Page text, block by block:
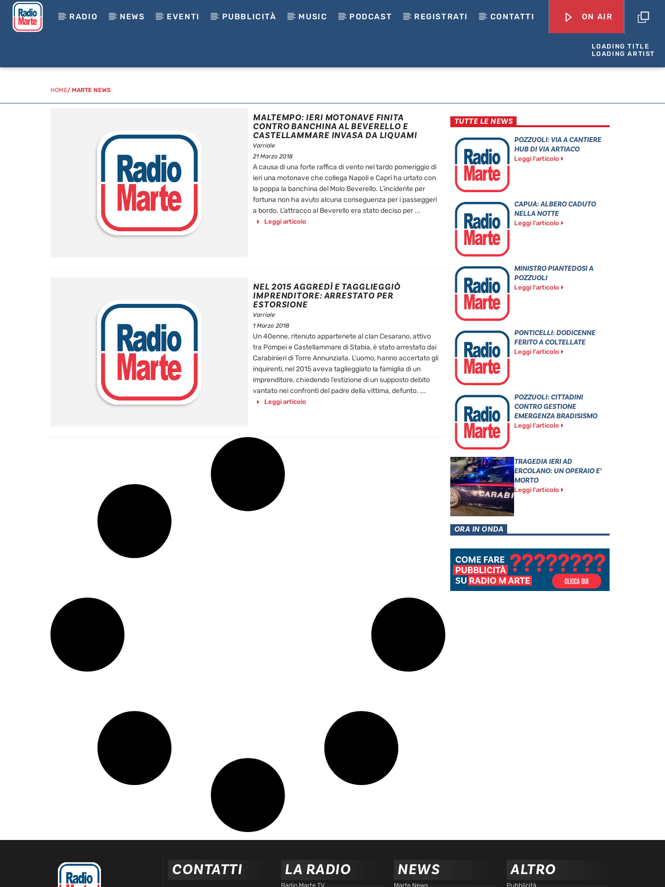
RADIO NEWS EVENTI PUBBLICITÀ MUSIC PODCAST REGISTRATI CONTATTI ON AIR
LOADING TITLE
LOADING ARTIST
HOME/ MARTE NEWS
MALTEMPO: IERI MOTONAVE FINITA
CONTRO BANCHINA AL BEVERELLO E
CASTELLAMMARE INVASA DA LIQUAMI
Varriale
21 Marzo 2018
A causa di una forte raffica di vento nel tardo pomeriggio di
ieri una motonave che collega Napoli e Capri ha urtato con
la poppa la banchina del Molo Beverello. L’incidente per
fortuna non ha avuto alcuna conseguenza per i passeggeri
a bordo. L’attracco al Beverello era stato deciso per ...
Leggi articolo
NEL 2015 AGGREDÌ E TAGGLIEGGIÒ
IMPRENDITORE: ARRESTATO PER
ESTORSIONE
Varriale
1 Marzo 2018
Un 40enne, ritenuto appartenete al clan Cesarano, attivo
tra Pompei e Castellammare di Stabia, è stato arrestato dai
Carabinieri di Torre Annunziata. L’uomo, hanno accertato gli
inquirenti, nel 2015 aveva taglieggiato la famiglia di un
imprenditore, chiedendo l’estizione di un supposto debito
vantato nei confronti del padre della vittima, defunto. ...
Leggi articolo
TUTTE LE NEWS
POZZUOLI: VIA A CANTIERE
HUB DI VIA ARTIACO
Leggi l'articolo
CAPUA: ALBERO CADUTO
NELLA NOTTE
Leggi l'articolo
MINISTRO PIANTEDOSI A
POZZUOLI
Leggi l'articolo
PONTICELLI: DODICENNE
FERITO A COLTELLATE
Leggi l'articolo
POZZUOLI: CITTADINI
CONTRO GESTIONE
EMERGENZA BRADISISMO
Leggi l'articolo
TRAGEDIA IERI AD
ERCOLANO: UN OPERAIO E’
MORTO
Leggi l'articolo
ORA IN ONDA
CONTATTI LA RADIO
Radio Marte TV
NEWS
Marte News
ALTRO
Pubblicità